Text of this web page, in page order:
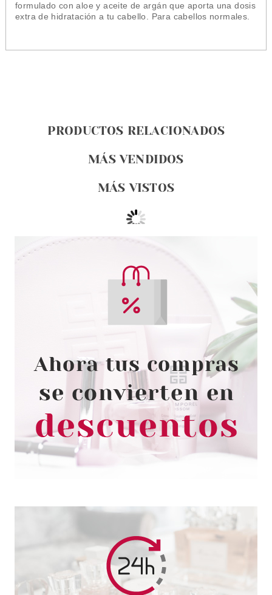
formulado con aloe y aceite de argán que aporta una dosis
extra de hidratación a tu cabello. Para cabellos normales.
PRODUCTOS RELACIONADOS
MÁS VENDIDOS
MÁS VISTOS
BABARIA
BABARIA BÁLSAMO
ACONDICIONADOR
PROTECTOR DEL COLOR
COLOR CAPTURE 200 ML
desde
3.10€